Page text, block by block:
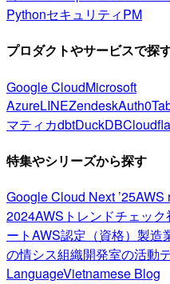
PythonセキュリティPM
プロダクトやサービスで探
Google CloudMicrosoft
AzureLINEZendeskAuth0
マティカdbtDuckDB
特集やシリーズから探す
Google Cloud Next ’25AWS
2024AWSトレンドチェック
ートAWS認定（資格） 製造
の情シス組織開発室の活動
LanguageVietnamese Blog